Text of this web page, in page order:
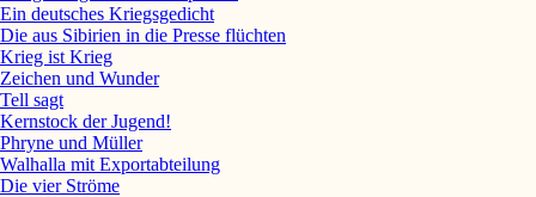
Ein deutsches Kriegsgedicht
Die aus Sibirien in die Presse flüchten
Krieg ist Krieg
Zeichen und Wunder
Tell sagt
Kernstock der Jugend!
Phryne und Müller
Walhalla mit Exportabteilung
Die vier Ströme